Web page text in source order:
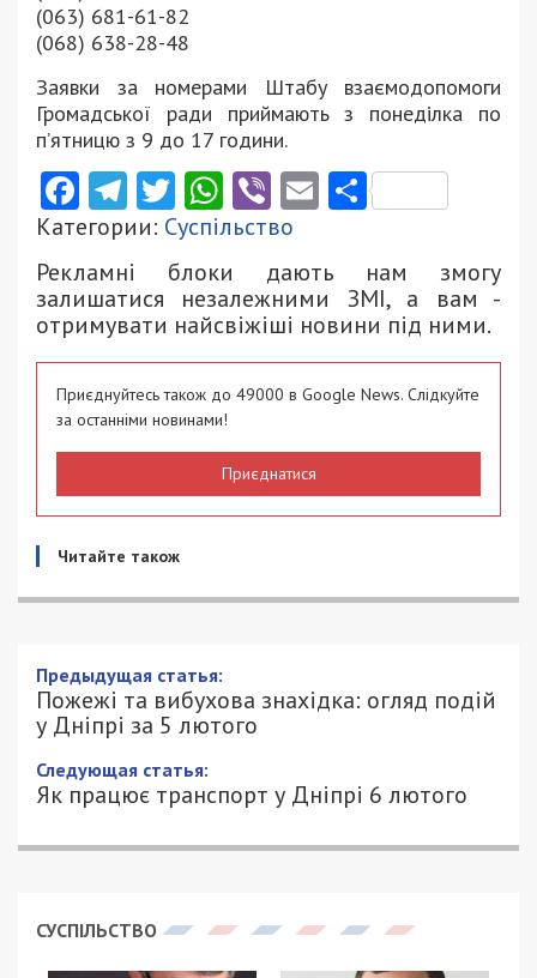
(063) 681-61-82
(068) 638-28-48
Заявки за номерами Штабу взаємодопомоги
Громадської ради приймають з понеділка по
п’ятницю з 9 до 17 години.
Facebook
Telegram
Twitter
WhatsApp
ViberEmail
Категории: Суспільство
Рекламні блоки дають нам змогу
залишатися незалежними ЗМІ, а вам -
отримувати найсвіжіші новини під ними.
Приєднуйтесь також до 49000 в Google News. Слідкуйте
за останніми новинами!
Приєднатися
Читайте також
Пожежі та вибухова знахідка: огляд
подій у Дніпрі за 5 лютого
5/02/2023 - 21:57
ПЕТРО ЩУКІН - СПЕЦИАЛЬНО ДЛЯ
49000.COM.UA
1073
неділю, 5 лютого розповіли у сюжеті YouTube-